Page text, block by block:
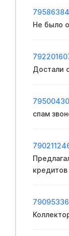
Не было
Достали
спам
кредитов